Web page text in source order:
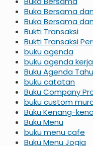
Buka Bersama
Buka Bersama
Bukti Transaksi
Bukti Transaksi
buku agenda
buku agenda
Buku Agenda
buku catatan
Buku Company
buku custom
Buku Kenang-
Buku Menu
buku menu cafe
Buku Menu Jogja